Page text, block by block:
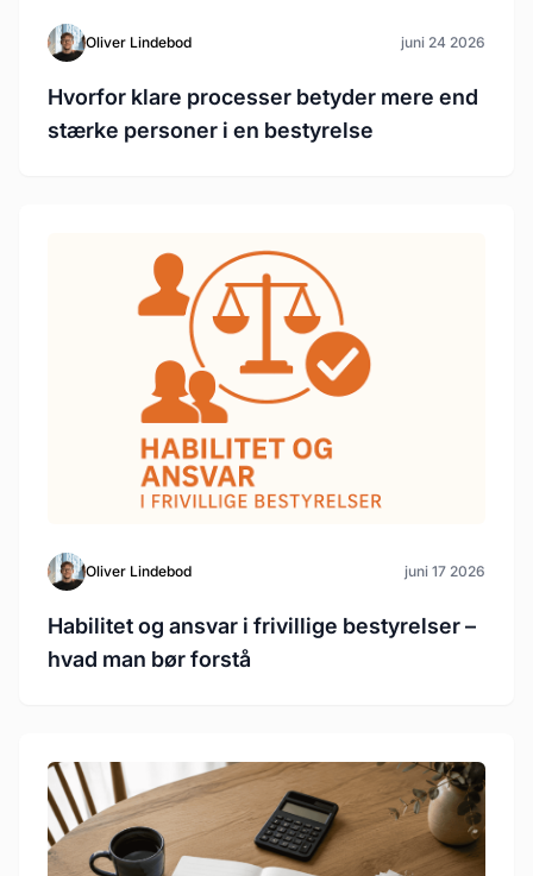
Oliver Lindebod juni 24 2026
Hvorfor klare processer betyder mere end
stærke personer i en bestyrelse
Oliver Lindebod juni 17 2026
Habilitet og ansvar i frivillige bestyrelser –
hvad man bør forstå